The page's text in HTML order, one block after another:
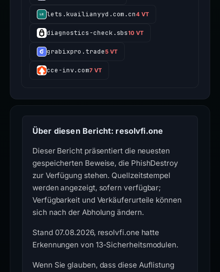
lets.kuailianyyd.com.cn4 VT
diagnostics-check.sbs10 VT
grabixpro.trade5 VT
cce-inv.com7 VT
Über diesen Bericht: resolvfi.one
Dieser Bericht präsentiert die neuesten
gespeicherten Beweise, die PhishDestroy
zur Verfügung stehen. Quellzeitstempel
werden angezeigt, sofern verfügbar;
Verfügbarkeit und Verkäuferurteile können
sich nach der Abholung ändern.
Stand 07.08.2026, resolvfi.one hatte
Erkennungen von 13-Sicherheitsmodulen.
Wenn Sie glauben, dass diese Auflistung